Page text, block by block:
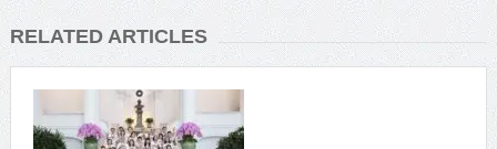
RELATED ARTICLES